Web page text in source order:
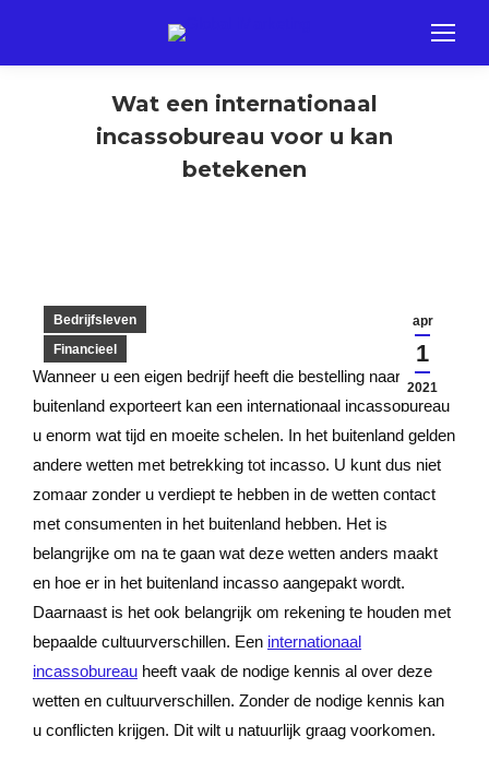
Wat een internationaal
incassobureau voor u kan
betekenen
apr
1
2021
Bedrijfsleven
Financieel
Wanneer u een eigen bedrijf heeft die bestelling naar het
buitenland exporteert kan een internationaal incassobureau
u enorm wat tijd en moeite schelen. In het buitenland gelden
andere wetten met betrekking tot incasso. U kunt dus niet
zomaar zonder u verdiept te hebben in de wetten contact
met consumenten in het buitenland hebben. Het is
belangrijke om na te gaan wat deze wetten anders maakt
en hoe er in het buitenland incasso aangepakt wordt.
Daarnaast is het ook belangrijk om rekening te houden met
bepaalde cultuurverschillen. Een internationaal
incassobureau heeft vaak de nodige kennis al over deze
wetten en cultuurverschillen. Zonder de nodige kennis kan
u conflicten krijgen. Dit wilt u natuurlijk graag voorkomen.